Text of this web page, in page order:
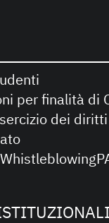
per finalità di
dei diritti